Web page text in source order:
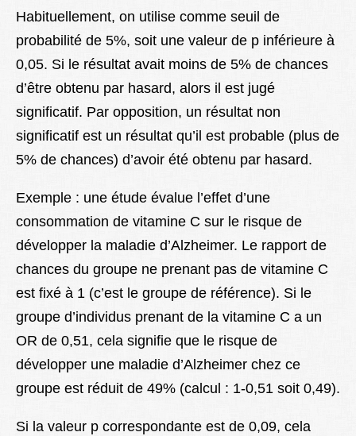
Habituellement, on utilise comme seuil de
probabilité de 5%, soit une valeur de p inférieure à
0,05. Si le résultat avait moins de 5% de chances
d’être obtenu par hasard, alors il est jugé
significatif. Par opposition, un résultat non
significatif est un résultat qu’il est probable (plus de
5% de chances) d’avoir été obtenu par hasard.
Exemple : une étude évalue l’effet d’une
consommation de vitamine C sur le risque de
développer la maladie d’Alzheimer. Le rapport de
chances du groupe ne prenant pas de vitamine C
est fixé à 1 (c’est le groupe de référence). Si le
groupe d’individus prenant de la vitamine C a un
OR de 0,51, cela signifie que le risque de
développer une maladie d’Alzheimer chez ce
groupe est réduit de 49% (calcul : 1-0,51 soit 0,49).
Si la valeur p correspondante est de 0,09, cela